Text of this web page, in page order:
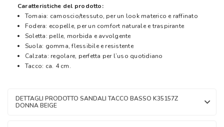
Caratteristiche del prodotto:
Tomaia: camoscio/tessuto, per un look materico e raffinato
Fodera: ecopelle, per un comfort naturale e traspirante
Soletta: pelle, morbida e avvolgente
Suola: gomma, flessibile e resistente
Calzata: regolare, perfetta per l’uso quotidiano
Tacco: ca. 4 cm.
DETTAGLI PRODOTTO SANDALI TACCO BASSO K35157Z
DONNA BEIGE